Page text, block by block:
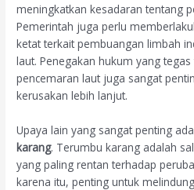
meningkatkan kesadaran tentang
Pemerintah juga perlu
ketat terkait pembuangan limbah
laut. Penegakan hukum yang
pencemaran laut juga sangat
kerusakan lebih lanjut.
Upaya lain yang sangat penting
karang. Terumbu karang adalah
yang paling rentan terhadap
karena itu, penting untuk